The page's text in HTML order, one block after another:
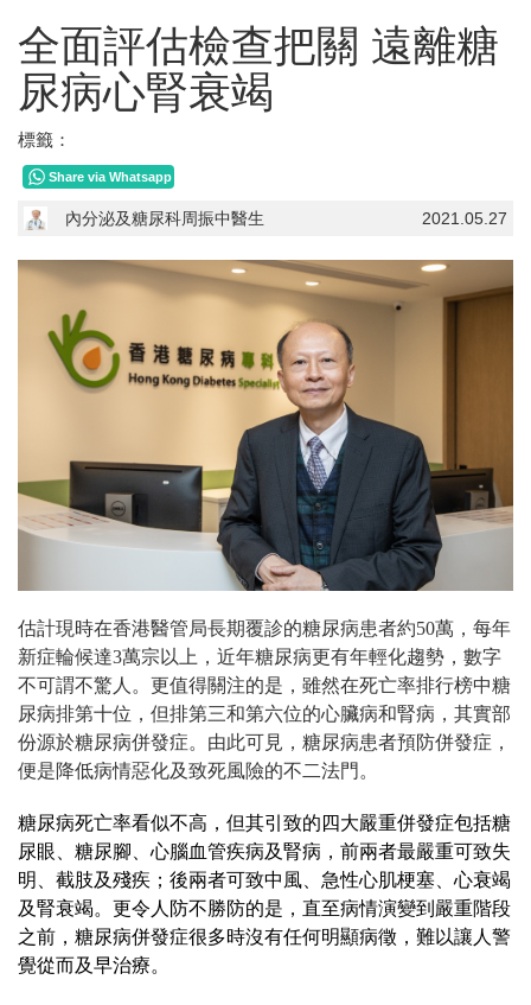
全面評估檢查把關 遠離糖
尿病心腎衰竭
標籤：
Share via Whatsapp
2021.05.27
內分泌及糖尿科周振中醫生
估計現時在香港醫管局長期覆診的糖尿病患者約50萬，每年
新症輪候達3萬宗以上， 近年糖尿病更有年輕化趨勢，數字
不可謂不驚人。更值得關注的是，雖然在死亡率排行榜中糖
尿病排第十位，但排第三和第六位的心臟病和腎病，其實部
份源於糖尿病併發症。由此可見，糖尿病患者預防併發症，
便是降低病情惡化及致死風險的不二法門。
糖尿病死亡率看似不高，但其引致的四大嚴重併發症包括糖
尿眼、糖尿腳、 心腦血管疾病及腎病，前兩者最嚴重可致失
明、 截肢及殘疾；後兩者可致中風、急性心肌梗塞、 心衰竭
及腎衰竭。更令人防不勝防的是，直至病情演變到嚴重階段
之前， 糖尿病併發症很多時沒有任何明顯病徵，難以讓人警
覺從而及早治療。